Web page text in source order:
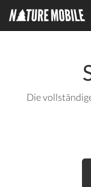
Die